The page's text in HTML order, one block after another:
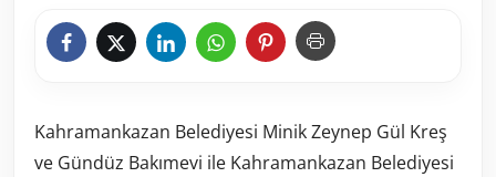
Kahramankazan Belediyesi Minik Zeynep Gül Kreş
ve Gündüz Bakımevi ile Kahramankazan Belediyesi